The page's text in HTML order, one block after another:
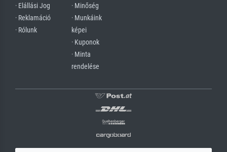
· Elállási Jog
· Reklamáció
· Rólunk
· Minőség
· Munkáink
képei
· Kuponok
· Minta
rendelése